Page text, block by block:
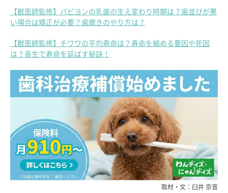
【獣医師監修】パピヨンの乳歯の生え変わり時期は？歯並びが悪
い場合は矯正が必要？歯磨きのやり方は？
【獣医師監修】チワワの平均寿命は？寿命を縮める要因や死因
は？長生で寿命を延ばす秘訣！
取材・文：臼井 京音